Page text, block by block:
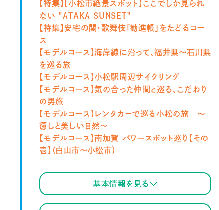
【特集】【小松市絶景スポット】ここでしか見られ
ない "ATAKA SUNSET"
【特集】安宅の関・歌舞伎「勧進帳」をたどるコー
ス
【モデルコース】海岸線に沿って、福井県～石川県
を巡る旅
【モデルコース】小松駅周辺サイクリング
【モデルコース】気の合った仲間と巡る、こだわり
の男旅
【モデルコース】 レンタカーで巡る小松の旅 ～
癒しと美しい自然～
【モデルコース】南加賀 パワースポット巡り【その
壱】（白山市～小松市）
基本情報を見る